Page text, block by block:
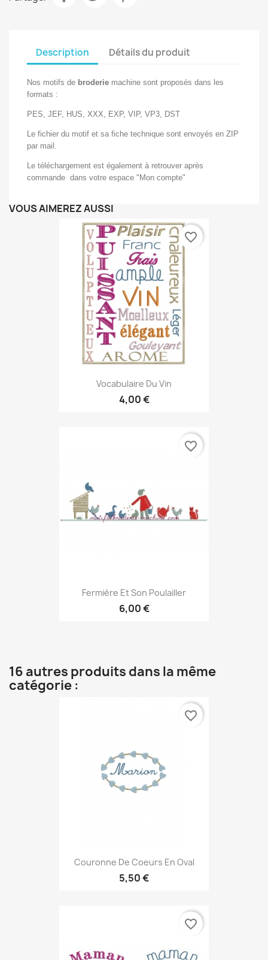
Description Détails du produit
Nos motifs de broderie machine sont proposés dans les
formats :
PES, JEF, HUS, XXX, EXP, VIP, VP3, DST
Le fichier du motif et sa fiche technique sont envoyés en ZIP
par mail.
Le téléchargement est également à retrouver après
commande dans votre espace "Mon compte"
VOUS AIMEREZ AUSSI
Vocabulaire Du Vin
4,00 €
favorite_border
Fermière Et Son Poulailler
6,00 €
favorite_border
16 autres produits dans la même
catégorie :
Couronne De Coeurs En Oval
5,50 €
favorite_border
favorite_border